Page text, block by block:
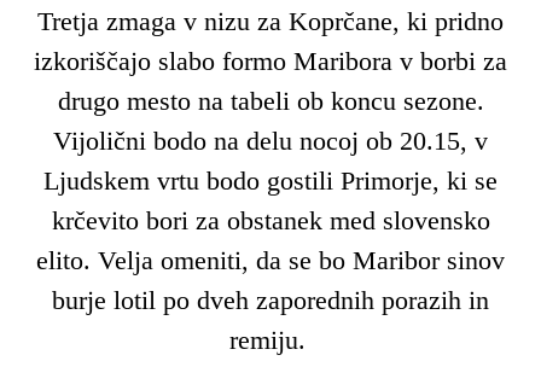
Tretja zmaga v nizu za Koprčane, ki pridno
izkoriščajo slabo formo Maribora v borbi za
drugo mesto na tabeli ob koncu sezone.
Vijolični bodo na delu nocoj ob 20.15, v
Ljudskem vrtu bodo gostili Primorje, ki se
krčevito bori za obstanek med slovensko
elito. Velja omeniti, da se bo Maribor sinov
burje lotil po dveh zaporednih porazih in
remiju.